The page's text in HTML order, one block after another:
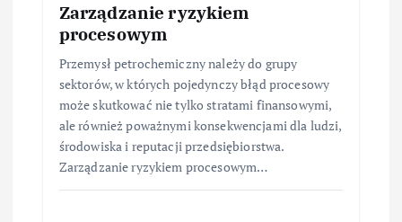
Zarządzanie ryzykiem
procesowym
Przemysł petrochemiczny należy do grupy
sektorów, w których pojedynczy błąd procesowy
może skutkować nie tylko stratami finansowymi,
ale również poważnymi konsekwencjami dla ludzi,
środowiska i reputacji przedsiębiorstwa.
Zarządzanie ryzykiem procesowym…